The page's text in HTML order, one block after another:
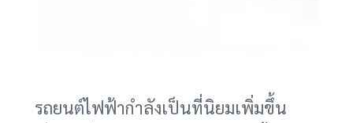
รถยนต์ไฟฟ้ากำลังเป็นที่นิยมเพิ่มขึ้น